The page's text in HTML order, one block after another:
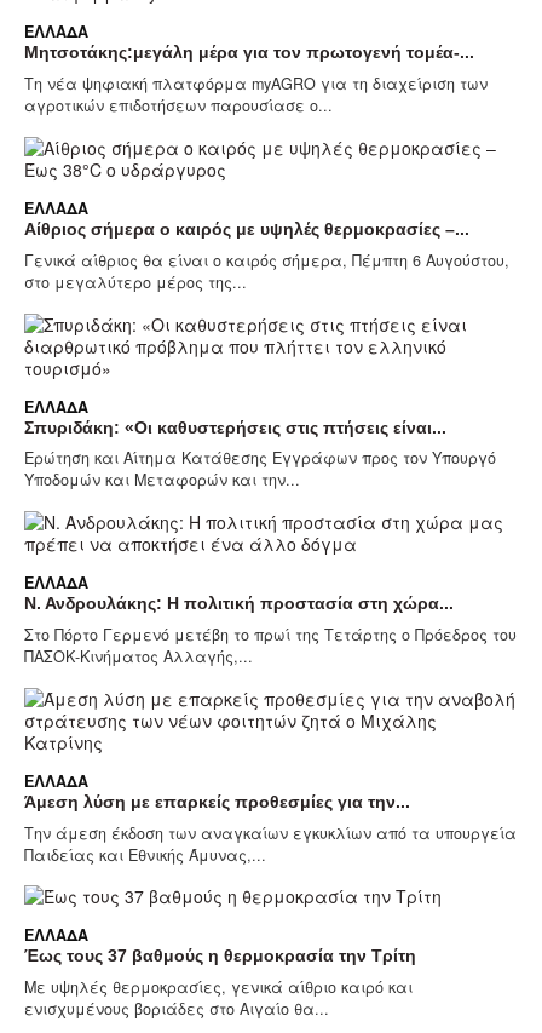
ΕΛΛΆΔΑ
Μητσοτάκης:μεγάλη μέρα για τον πρωτογενή τομέα-...
Τη νέα ψηφιακή πλατφόρμα myAGRO για τη διαχείριση των
αγροτικών επιδοτήσεων παρουσίασε ο...
ΕΛΛΆΔΑ
Αίθριος σήμερα ο καιρός με υψηλές θερμοκρασίες –...
Γενικά αίθριος θα είναι ο καιρός σήμερα, Πέμπτη 6 Αυγούστου,
στο μεγαλύτερο μέρος της...
ΕΛΛΆΔΑ
Σπυριδάκη: «Οι καθυστερήσεις στις πτήσεις είναι...
Ερώτηση και Αίτημα Κατάθεσης Εγγράφων προς τον Υπουργό
Υποδομών και Μεταφορών και την...
ΕΛΛΆΔΑ
Ν. Ανδρουλάκης: Η πολιτική προστασία στη χώρα...
Στο Πόρτο Γερμενό μετέβη το πρωί της Τετάρτης ο Πρόεδρος του
ΠΑΣΟΚ-Κινήματος Αλλαγής,...
ΕΛΛΆΔΑ
Άμεση λύση με επαρκείς προθεσμίες για την...
Την άμεση έκδοση των αναγκαίων εγκυκλίων από τα υπουργεία
Παιδείας και Εθνικής Άμυνας,...
ΕΛΛΆΔΑ
Έως τους 37 βαθμούς η θερμοκρασία την Τρίτη
Με υψηλές θερμοκρασίες, γενικά αίθριο καιρό και
ενισχυμένους βοριάδες στο Αιγαίο θα...